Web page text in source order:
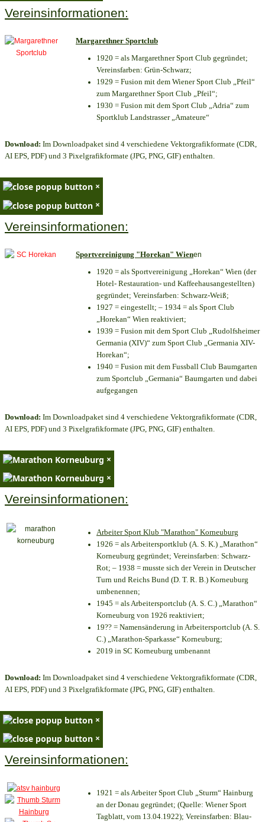
Vereinsinformationen:
Margarethner Sportclub
1920 = als Margarethner Sport Club gegründet;
Vereinsfarben: Grün-Schwarz;
1929 = Fusion mit dem Wiener Sport Club „Pfeil“
zum Margarethner Sport Club „Pfeil“;
1930 = Fusion mit dem Sport Club „Adria“ zum
Sportklub Landstrasser „Amateure“
Download: Im Downloadpaket sind 4 verschiedene Vektorgrafikformate (CDR,
AI EPS, PDF) und 3 Pixelgrafikformate (JPG, PNG, GIF) enthalten.
×
×
Vereinsinformationen:
Sportvereinigung "Horekan" Wienen
1920 = als Sportvereinigung „Horekan“ Wien (der
Hotel- Restauration- und Kaffeehausangestellten)
gegründet; Vereinsfarben: Schwarz-Weiß;
1927 = eingestellt; – 1934 = als Sport Club
„Horekan“ Wien reaktiviert;
1939 = Fusion mit dem Sport Club „Rudolfsheimer
Germania (XIV)“ zum Sport Club „Germania XIV-
Horekan“;
1940 = Fusion mit dem Fussball Club Baumgarten
zum Sportclub „Germania“ Baumgarten und dabei
aufgegangen
Download: Im Downloadpaket sind 4 verschiedene Vektorgrafikformate (CDR,
AI EPS, PDF) und 3 Pixelgrafikformate (JPG, PNG, GIF) enthalten.
×
×
Vereinsinformationen:
Arbeiter Sport Klub "Marathon" Korneuburg
1926 = als Arbeitersportklub (A. S. K.) „Marathon“
Korneuburg gegründet; Vereinsfarben: Schwarz-
Rot; – 1938 = musste sich der Verein in Deutscher
Turn und Reichs Bund (D. T. R. B.) Korneuburg
umbenennen;
1945 = als Arbeitersportclub (A. S. C.) „Marathon“
Korneuburg von 1926 reaktiviert;
19?? = Namensänderung in Arbeitersportclub (A. S.
C.) „Marathon-Sparkasse“ Korneuburg;
2019 in SC Korneuburg umbenannt
Download: Im Downloadpaket sind 4 verschiedene Vektorgrafikformate (CDR,
AI EPS, PDF) und 3 Pixelgrafikformate (JPG, PNG, GIF) enthalten.
×
×
Vereinsinformationen:
1921 = als Arbeiter Sport Club „Sturm“ Hainburg
an der Donau gegründet; (Quelle: Wiener Sport
Tagblatt, vom 13.04.1922); Vereinsfarben: Blau-